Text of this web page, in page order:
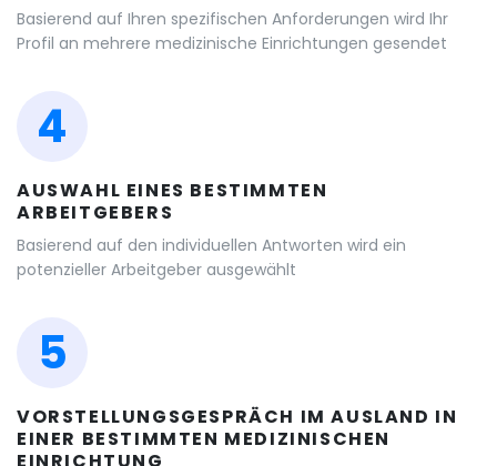
Basierend auf Ihren spezifischen Anforderungen wird Ihr
Profil an mehrere medizinische Einrichtungen gesendet
4
AUSWAHL EINES BESTIMMTEN
ARBEITGEBERS
Basierend auf den individuellen Antworten wird ein
potenzieller Arbeitgeber ausgewählt
5
VORSTELLUNGSGESPRÄCH IM AUSLAND IN
EINER BESTIMMTEN MEDIZINISCHEN
EINRICHTUNG